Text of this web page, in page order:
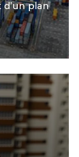
plan